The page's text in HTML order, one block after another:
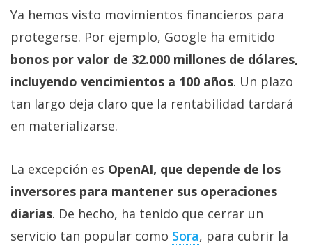
Ya hemos visto movimientos financieros para
protegerse. Por ejemplo, Google ha emitido
bonos por valor de 32.000 millones de dólares,
incluyendo vencimientos a 100 años. Un plazo
tan largo deja claro que la rentabilidad tardará
en materializarse.
La excepción es OpenAI, que depende de los
inversores para mantener sus operaciones
diarias. De hecho, ha tenido que cerrar un
servicio tan popular como Sora‎, para cubrir la